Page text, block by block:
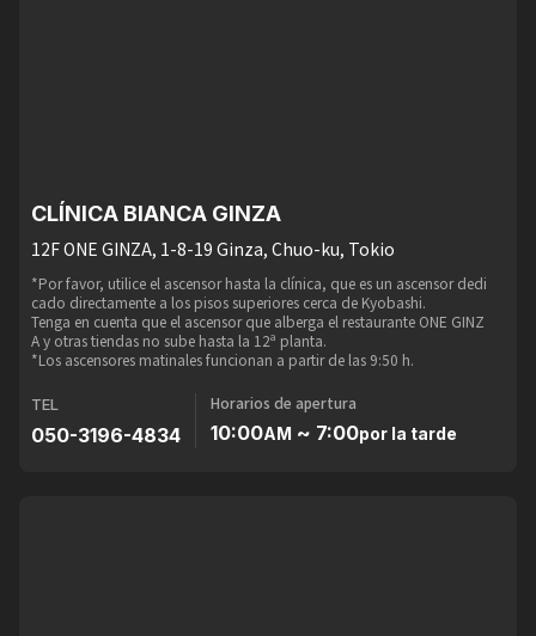
CLÍNICA BIANCA GINZA
12F ONE GINZA, 1-8-19 Ginza, Chuo-ku, Tokio
*Por favor, utilice el ascensor hasta la clínica, que es un ascensor dedi
cado directamente a los pisos superiores cerca de Kyobashi.
Tenga en cuenta que el ascensor que alberga el restaurante ONE GINZ
A y otras tiendas no sube hasta la 12ª planta.
*Los ascensores matinales funcionan a partir de las 9:50 h.
TEL
050-3196-4834
Horarios de apertura
10:00AM ~ 7:00por la tarde